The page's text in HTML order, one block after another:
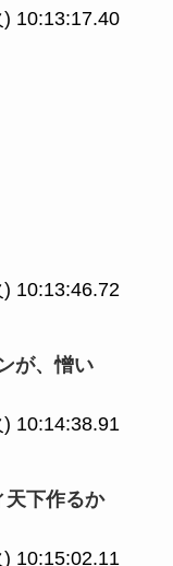
10:13:17.40
10:13:46.72
が、憎い
10:14:38.91
天下作るか
10:15:02.11